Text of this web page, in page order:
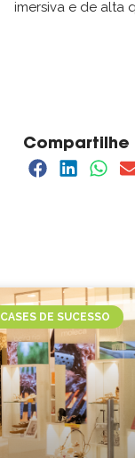
imersiva e de alta
CASES DE SUCESSO